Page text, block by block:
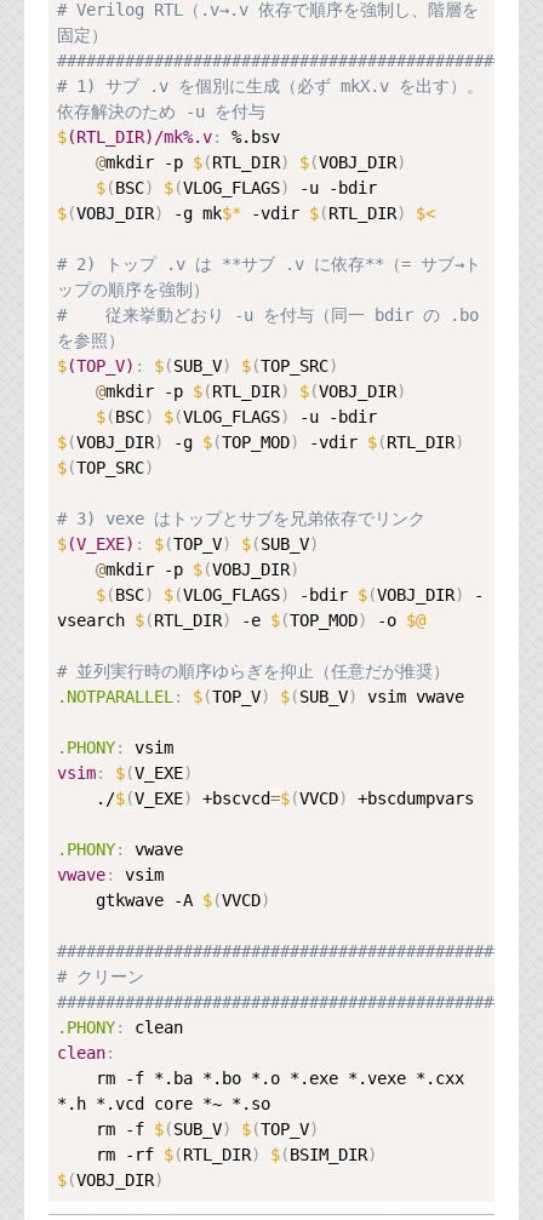
# Verilog RTL（.v→.v 依存で順序を強制し、階層を
固定）
# 1) サブ .v を個別に生成（必ず mkX.v を出す）。
依存解決のため -u を付与
$(RTL_DIR)/mk%.v:
%.bsv
@mkdir -p $(RTL_DIR) $(VOBJ_DIR)
$(BSC) $(VLOG_FLAGS)
$(VOBJ_DIR) -g mk$* -vdir $(RTL_DIR) $<
# 2) トップ .v は **サブ .v に依存**（= サブ→ト
ップの順序を強制）
#    従来挙動どおり -u を付与（同一 bdir の .bo
を参照）
$(TOP_V) : $(SUB_V) $(TOP_SRC)
@mkdir -p $(RTL_DIR) $(VOBJ_DIR)
$(BSC) $(VLOG_FLAGS)
$(VOBJ_DIR) -g $(TOP_MOD) -vdir $(RTL_DIR)
$(TOP_SRC)
# 3) vexe はトップとサブを兄弟依存でリンク
$(V_EXE) : $(TOP_V) $(SUB_V)
@mkdir -p $(VOBJ_DIR)
$(BSC) $(VLOG_FLAGS) -bdir $(VOBJ_DIR)
-
vsearch $(RTL_DIR) -e $(TOP_MOD) -o $@
# 並列実行時の順序ゆらぎを抑止（任意だが推奨）
.NOTPARALLEL : $(TOP_V) $(SUB_V) vsim vwave
.PHONY:
vsim: $(V_EXE)
    ./
$(V_EXE) +bscvcd=$(VVCD) +bscdumpvars
.PHONY:
vwave:
vsim
    gtkwave -A
$(VVCD)
# クリーン
.PHONY:
clean:
*.h *.vcd core *~ *.so
    rm -f
$(SUB_V) $(TOP_V)
    rm -rf
$(RTL_DIR) $(BSIM_DIR)
$(VOBJ_DIR)